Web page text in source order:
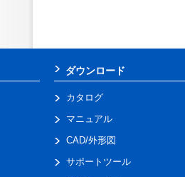
ダウンロード
カタログ
マニュアル
CAD/外形図
サポートツール